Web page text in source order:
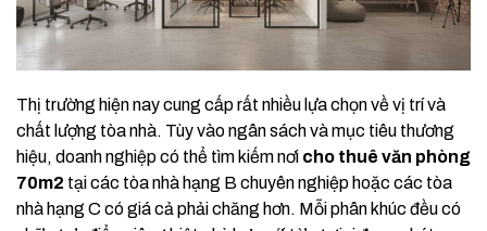
Thị trường hiện nay cung cấp rất nhiều lựa chọn về vị trí và
chất lượng tòa nhà. Tùy vào ngân sách và mục tiêu thương
hiệu, doanh nghiệp có thể tìm kiếm nơi cho thuê văn phòng
70m2 tại các tòa nhà hạng B chuyên nghiệp hoặc các tòa
nhà hạng C có giá cả phải chăng hơn. Mỗi phân khúc đều có